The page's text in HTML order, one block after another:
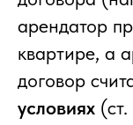
арендатор
квартире, а
договор
условиях